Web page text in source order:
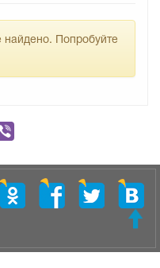
найдено. Попробуйте